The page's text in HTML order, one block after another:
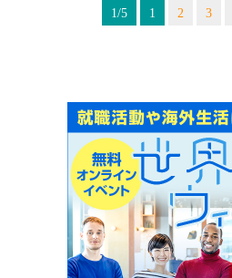
1/5 1 2 3